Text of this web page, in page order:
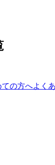
ての方へよく